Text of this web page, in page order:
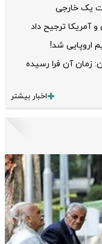
یک خارجی
آمریکا ترجیح داد
اروپایی شد!
زمان آن فرا رسیده
اخبار بیشتر